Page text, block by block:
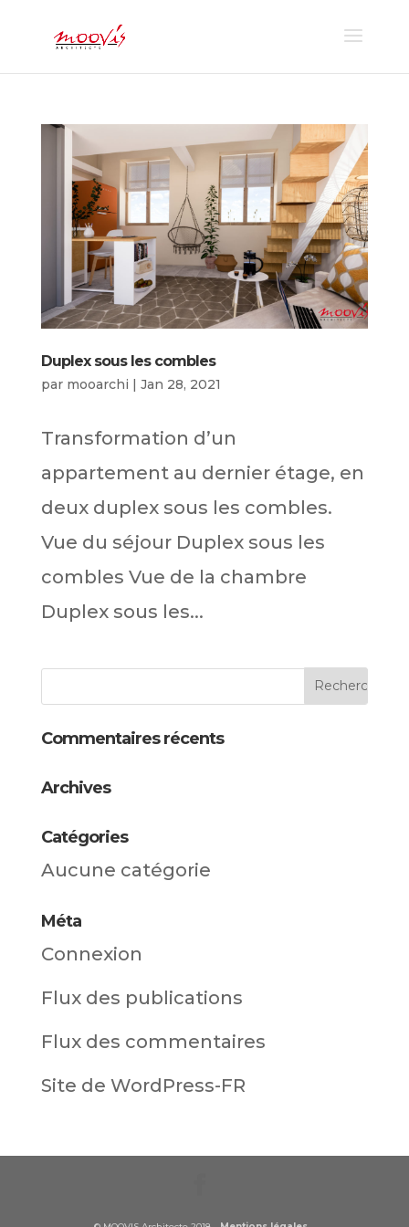
Duplex sous les combles
par mooarchi | Jan 28, 2021
Transformation d’un
appartement au dernier étage, en
deux duplex sous les combles.
Vue du séjour Duplex sous les
combles Vue de la chambre
Duplex sous les...
Commentaires récents
Archives
Catégories
Aucune catégorie
Méta
Connexion
Flux des publications
Flux des commentaires
Site de WordPress-FR